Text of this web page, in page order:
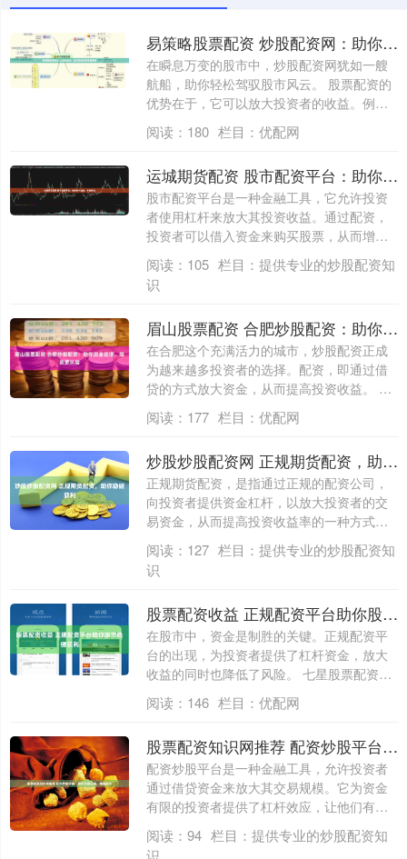
易策略股票配资 炒股配资网：助你轻松驾驭股市风云
在瞬息万变的股市中，炒股配资网犹如一艘
航船，助你轻松驾驭股市风云。 股票配资的
优势在于，它可以放大投资者的收益。例
如，投....
阅读： 180 栏目： 优配网
运城期货配资 股市配资平台：助你放大收益，掌控财富
股市配资平台是一种金融工具，它允许投资
者使用杠杆来放大其投资收益。通过配资，
投资者可以借入资金来购买股票，从而增加
其购买....
阅读： 105 栏目： 提供专业的炒股配资知
识
眉山股票配资 合肥炒股配资：助你资金倍增，投资更从容
在合肥这个充满活力的城市，炒股配资正成
为越来越多投资者的选择。配资，即通过借
贷的方式放大资金，从而提高投资收益。 烟
台的....
阅读： 177 栏目： 优配网
炒股炒股配资网 正规期货配资，助你稳健获利
正规期货配资，是指通过正规的配资公司，
向投资者提供资金杠杆，以放大投资者的交
易资金，从而提高投资收益率的一种方式。
与非法....
阅读： 127 栏目： 提供专业的炒股配资知
识
股票配资收益 正规配资平台助你股市稳健获利
在股市中，资金是制胜的关键。正规配资平
台的出现，为投资者提供了杠杆资金，放大
收益的同时也降低了风险。 七星股票配资提
供高....
阅读： 146 栏目： 优配网
股票配资知识网推荐 配资炒股平台：助你资金倍增，掘金股市
配资炒股平台是一种金融工具，允许投资者
通过借贷资金来放大其交易规模。它为资金
有限的投资者提供了杠杆效应，让他们有机
会获得....
阅读： 94 栏目： 提供专业的炒股配资知
识